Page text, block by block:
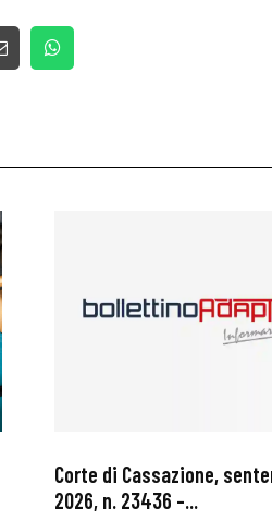
Corte di Cassazione,
2026, n. 23436 –...